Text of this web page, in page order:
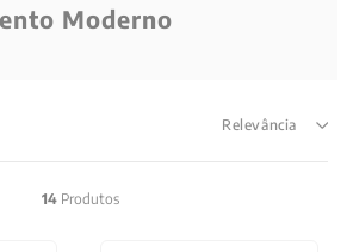
Moderno
Relevância
14 Produtos
carl gustav jung